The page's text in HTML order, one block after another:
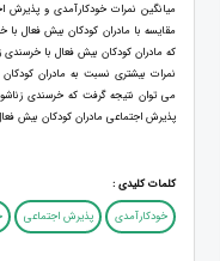
میانگین نمرات خودکارآمدی و پذیرش
مقایسه با مادران کودکان بیش فعال با
که مادران کودکان بیش فعال با خرسندی
می توان نتیجه گرفت که خرسندی
پذیرش اجتماعی مادران کودکان بیش
کلمات کلیدی :
خودکارآمدی
پذیرش اجتماعی